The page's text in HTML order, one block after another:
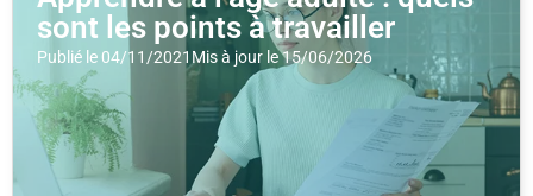
sont les points à travailler
Publié le 04/11/2021 Mis à jour le 15/06/2026